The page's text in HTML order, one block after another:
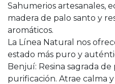
Sahumerios artesanales,
madera de palo santo y
aromáticos.
La Línea Natural nos
estado más puro y
Benjuí: Resina sagrada
purificación. Atrae calma